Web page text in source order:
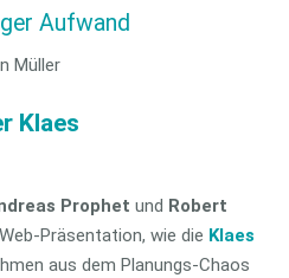
Aufwand
Müller
Klaes
Prophet und Robert
Präsentation, wie die Klaes
aus dem Planungs-Chaos